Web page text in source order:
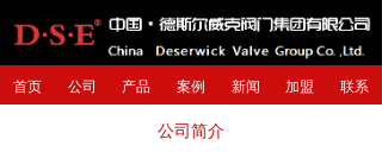
首页 公司 产品 案例 新闻 加盟 联系
公司简介